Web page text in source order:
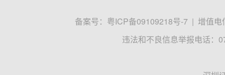
备案号： 粤ICP备09109218号-7 | 增值电
违法和不良信息举报电话：